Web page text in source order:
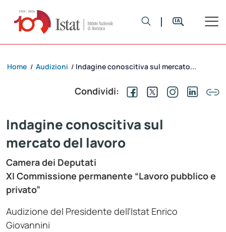
Home / Audizioni / Indagine conoscitiva sul mercato...
Condividi:
Indagine conoscitiva sul
mercato del lavoro
Camera dei Deputati
XI Commissione permanente “Lavoro pubblico e
privato”
Audizione del Presidente dell’Istat Enrico
Giovannini